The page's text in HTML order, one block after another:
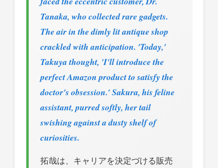
Tanaka, who collected rare gadgets.
The air in the dimly lit antique shop
crackled with anticipation. 'Today,'
Takuya thought, 'I'll introduce the
perfect Amazon product to satisfy the
doctor's obsession.' Sakura, his feline
assistant, purred softly, her tail
swishing against a dusty shelf of
curiosities.
拓哉は、キャリアを決定づける販売